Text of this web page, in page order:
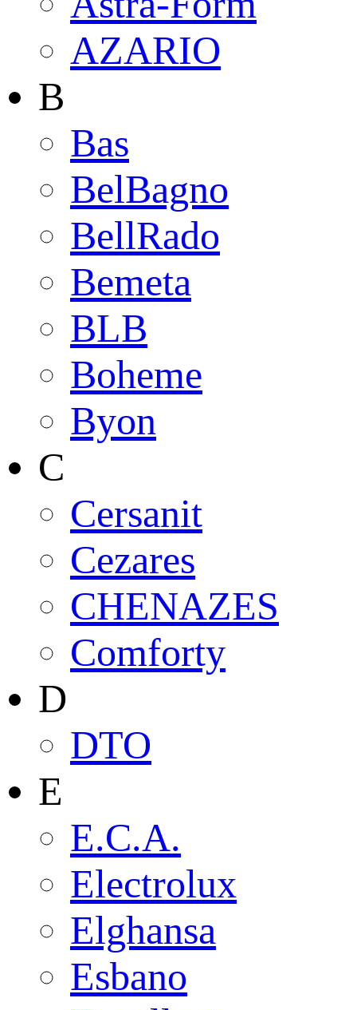
AZARIO
B
Bas
BelBagno
BellRado
Bemeta
BLB
Boheme
Byon
C
Cersanit
Cezares
CHENAZES
Comforty
D
DTO
E
E.C.A.
Electrolux
Elghansa
Esbano